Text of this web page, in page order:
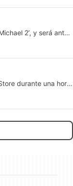
2’, y será antes
durante una hora,